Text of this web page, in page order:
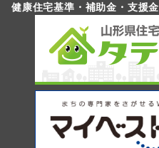
健康住宅基準・補助金・支援金